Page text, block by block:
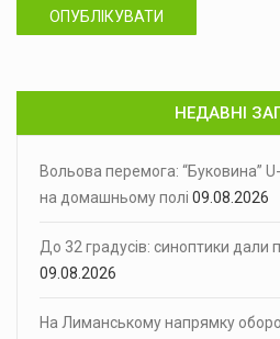
ОПУБЛІКУВАТИ
НЕДАВНІ
Вольова перемога: “Буковина”
на домашньому полі 09.08.2026
До 32 градусів: синоптики дали
09.08.2026
На Лиманському напрямку